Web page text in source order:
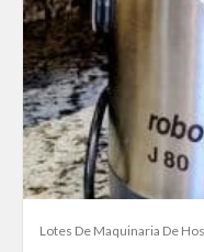
Lotes De Maquinaria De